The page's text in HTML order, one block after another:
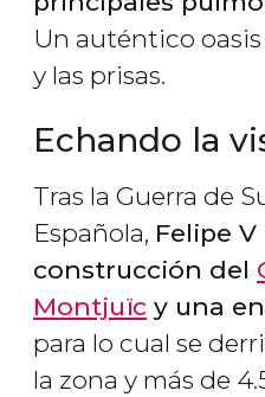
Un auténtico
y las prisas.
Echando la
Tras la Guerra de
Española, Felipe
construcción del
Montjuïc y una
para lo cual se
la zona y más de